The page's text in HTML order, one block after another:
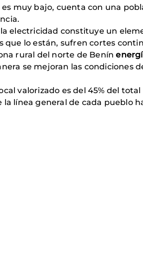
muy bajo, cuenta con una
electricidad constituye un
que lo están, sufren cortes
rural del norte de Benín
se mejoran las condiciones
valorizado es del 45% del total
línea general de cada pueblo